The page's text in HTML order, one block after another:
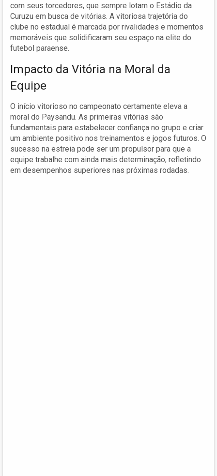
com seus torcedores, que sempre lotam o Estádio da
Curuzu em busca de vitórias. A vitoriosa trajetória do
clube no estadual é marcada por rivalidades e momentos
memoráveis que solidificaram seu espaço na elite do
futebol paraense.
Impacto da Vitória na Moral da
Equipe
O início vitorioso no campeonato certamente eleva a
moral do Paysandu. As primeiras vitórias são
fundamentais para estabelecer confiança no grupo e criar
um ambiente positivo nos treinamentos e jogos futuros. O
sucesso na estreia pode ser um propulsor para que a
equipe trabalhe com ainda mais determinação, refletindo
em desempenhos superiores nas próximas rodadas.